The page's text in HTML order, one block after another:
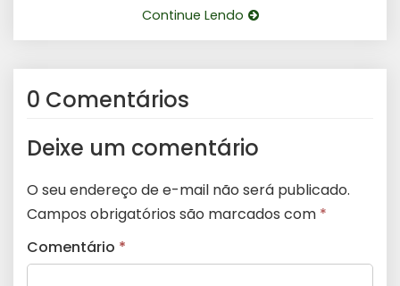
Continue Lendo
0 Comentários
Deixe um comentário
O seu endereço de e-mail não será publicado.
Campos obrigatórios são marcados com *
Comentário *